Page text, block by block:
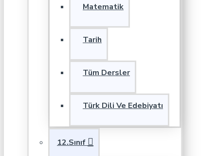
Matematik
Tarih
Tüm Dersler
Türk Dili Ve Edebiyatı
12.Sınıf